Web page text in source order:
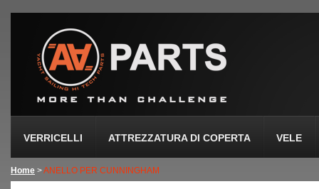
VERRICELLI ATTREZZATURA DI COPERTA VELE
Home >ANELLO PER CUNNINGHAM